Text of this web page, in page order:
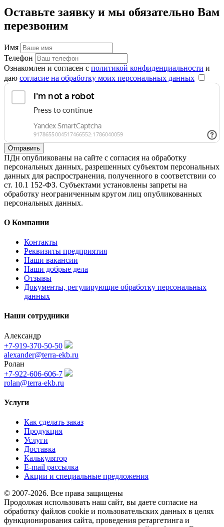
Оставьте заявку и мы обязательно Вам
перезвоним
Имя
Телефон
Ознакомлен и согласен с политикой конфиденциальности и
даю согласие на обработку моих персональных данных
Отправить
ПДн опубликованы на сайте с согласия на обработку
персональных данных, разрешенных субъектом персональных
данных для распространения, полученного в соответствии со
ст. 10.1 152-ФЗ. Субъектами установлены запреты на
обработку неограниченным кругом лиц опубликованных
персональных данных.
О Компании
Контакты
Реквизиты предприятия
Наши вакансии
Наши добрые дела
Отзывы
Документы, регулирующие обработку персональных
данных
Наши сотрудники
Александр
+7-919-370-50-50
alexander@terra-ekb.ru
Ролан
+7-922-606-606-7
rolan@terra-ekb.ru
Услуги
Как сделать заказ
Продукция
Услуги
Доставка
Калькулятор
E-mail рассылка
Акции и специальные предложения
© 2007-2026. Все права защищены
Продолжая использовать наш сайт, вы даете согласие на
обработку файлов cookie и пользовательских данных в целях
функционирования сайта, проведения ретаргетинга и